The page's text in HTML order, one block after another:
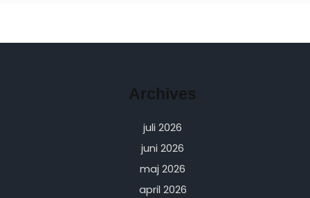
Archives
juli 2026
juni 2026
maj 2026
april 2026